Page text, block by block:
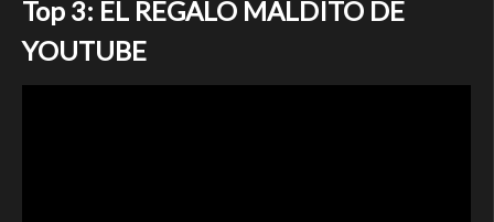
Top 3: EL REGALO MALDITO DE
YOUTUBE